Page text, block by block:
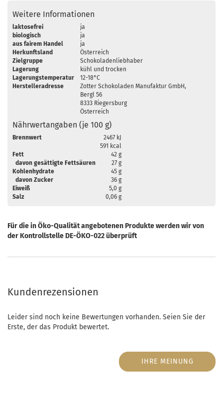
Weitere Informationen
laktosefrei
ja
biologisch
ja
aus fairem Handel
ja
Herkunftsland
Österreich
Zielgruppe
Schokoladenliebhaber
Lagerung
kühl und trocken
Lagerungstemperatur 12-18°C
Herstelleradresse
Zotter Schokoladen Manufaktur GmbH,
Bergl 56
8333 Riegersburg
Österreich
Nährwertangaben (je 100 g)
Brennwert
2467 kJ
591 kcal
Fett
42 g
davon gesättigte Fettsäuren
27 g
Kohlenhydrate
45 g
davon Zucker
36 g
Eiweiß
5,0 g
Salz
0,06 g
Für die in Öko-Qualität angebotenen Produkte werden wir von
der Kontrollstelle DE-ÖKO-022 überprüft
Kundenrezensionen
Leider sind noch keine Bewertungen vorhanden. Seien Sie der
Erste, der das Produkt bewertet.
IHRE MEINUNG